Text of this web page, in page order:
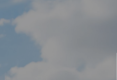
金
Udemy
］